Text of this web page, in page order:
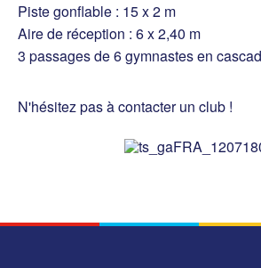
Piste gonflable : 15 x 2 m
Aire de réception : 6 x 2,40 m
3 passages de 6 gymnastes en
N'hésitez pas à contacter un club !